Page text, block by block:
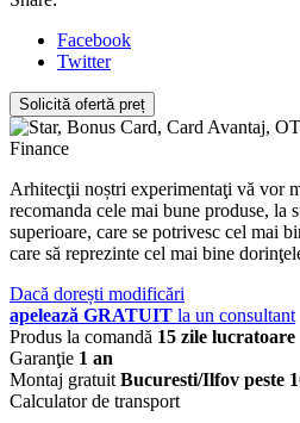
Facebook
Twitter
Solicită ofertă preț
Arhitecţii noștri experimentaţi vă vor
recomanda cele mai bune produse, la
superioare, care se potrivesc cel mai
care să reprezinte cel mai bine
Dacă dorești modificări
apelează GRATUIT la un consultant
Produs la comandă 15 zile lucratoare
Garanţie 1 an
Montaj gratuit Bucuresti/Ilfov peste
Calculator de transport